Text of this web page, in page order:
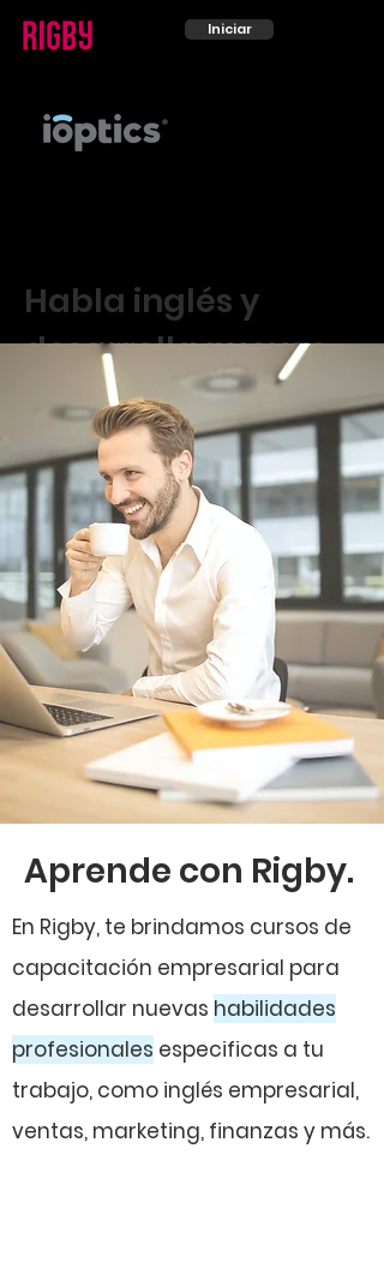
Iniciar
Habla inglés y
desarrolla nuevas
habilidades para tu
trabajo.
¡Quiero empezar!
Aprende con Rigby.
En Rigby, te brindamos cursos de
capacitación empresarial para
desarrollar nuevas habilidades
profesionales especificas a tu
trabajo, como inglés empresarial,
ventas, marketing, finanzas y más.